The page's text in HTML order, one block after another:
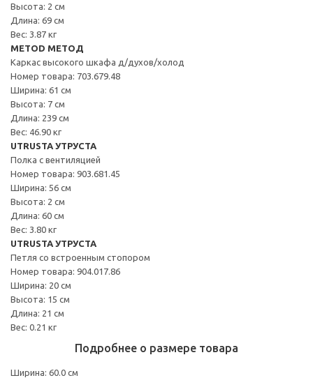
Высота: 2 см
Длина: 69 см
Вес: 3.87 кг
METOD МЕТОД
Каркас высокого шкафа д/духов/холод
Номер товара: 703.679.48
Ширина: 61 см
Высота: 7 см
Длина: 239 см
Вес: 46.90 кг
UTRUSTA УТРУСТА
Полка с вентиляцией
Номер товара: 903.681.45
Ширина: 56 см
Высота: 2 см
Длина: 60 см
Вес: 3.80 кг
UTRUSTA УТРУСТА
Петля со встроенным стопором
Номер товара: 904.017.86
Ширина: 20 см
Высота: 15 см
Длина: 21 см
Вес: 0.21 кг
Подробнее о размере товара
Ширина: 60.0 см